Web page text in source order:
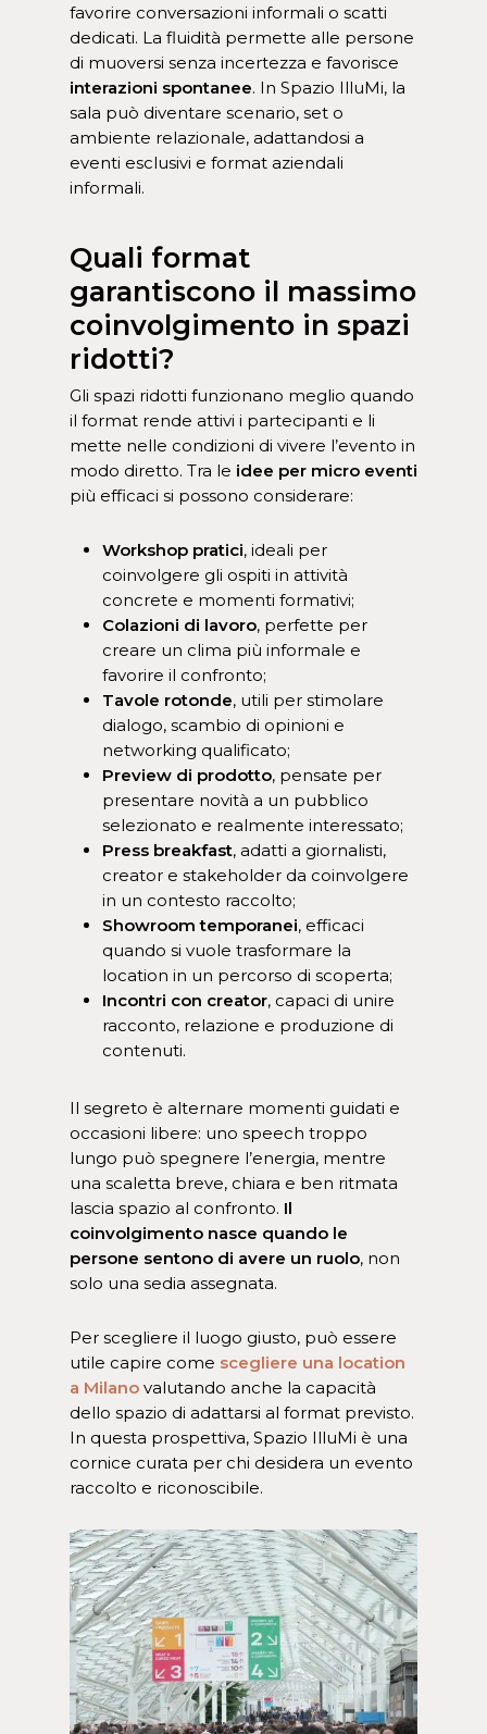
favorire conversazioni informali o scatti
dedicati. La fluidità permette alle persone
di muoversi senza incertezza e favorisce
interazioni spontanee. In Spazio IlluMi, la
sala può diventare scenario, set o
ambiente relazionale, adattandosi a
eventi esclusivi e format aziendali
informali.
Quali format
garantiscono il massimo
coinvolgimento in spazi
ridotti?
Gli spazi ridotti funzionano meglio quando
il format rende attivi i partecipanti e li
mette nelle condizioni di vivere l’evento in
modo diretto. Tra le idee per micro eventi
più efficaci si possono considerare:
Workshop pratici, ideali per
coinvolgere gli ospiti in attività
concrete e momenti formativi;
Colazioni di lavoro, perfette per
creare un clima più informale e
favorire il confronto;
Tavole rotonde, utili per stimolare
dialogo, scambio di opinioni e
networking qualificato;
Preview di prodotto, pensate per
presentare novità a un pubblico
selezionato e realmente interessato;
Press breakfast, adatti a giornalisti,
creator e stakeholder da coinvolgere
in un contesto raccolto;
Showroom temporanei, efficaci
quando si vuole trasformare la
location in un percorso di scoperta;
Incontri con creator, capaci di unire
racconto, relazione e produzione di
contenuti.
Il segreto è alternare momenti guidati e
occasioni libere: uno speech troppo
lungo può spegnere l’energia, mentre
una scaletta breve, chiara e ben ritmata
lascia spazio al confronto. Il
coinvolgimento nasce quando le
persone sentono di avere un ruolo, non
solo una sedia assegnata.
Per scegliere il luogo giusto, può essere
utile capire come scegliere una location
a Milano valutando anche la capacità
dello spazio di adattarsi al format previsto.
In questa prospettiva, Spazio IlluMi è una
cornice curata per chi desidera un evento
raccolto e riconoscibile.